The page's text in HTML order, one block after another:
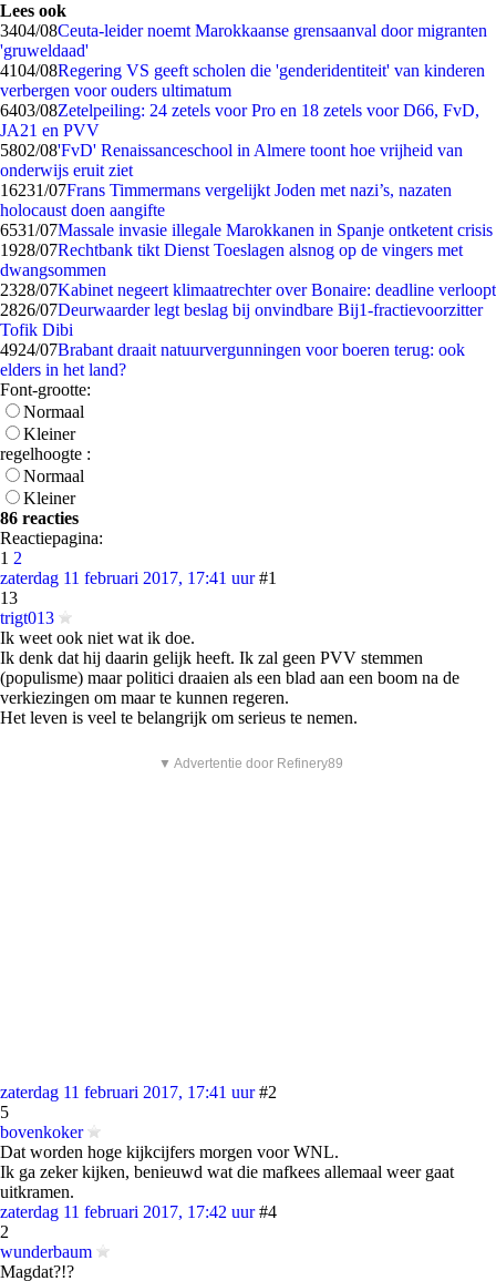
Lees ook
3404/08Ceuta-leider noemt Marokkaanse grensaanval door migranten
'gruweldaad'
4104/08Regering VS geeft scholen die 'genderidentiteit' van kinderen
verbergen voor ouders ultimatum
6403/08Zetelpeiling: 24 zetels voor Pro en 18 zetels voor D66, FvD,
JA21 en PVV
5802/08'FvD' Renaissanceschool in Almere toont hoe vrijheid van
onderwijs eruit ziet
16231/07Frans Timmermans vergelijkt Joden met nazi’s, nazaten
holocaust doen aangifte
6531/07Massale invasie illegale Marokkanen in Spanje ontketent crisis
1928/07Rechtbank tikt Dienst Toeslagen alsnog op de vingers met
dwangsommen
2328/07Kabinet negeert klimaatrechter over Bonaire: deadline verloopt
2826/07Deurwaarder legt beslag bij onvindbare Bij1-fractievoorzitter
Tofik Dibi
4924/07Brabant draait natuurvergunningen voor boeren terug: ook
elders in het land?
Font-grootte:
Normaal
Kleiner
regelhoogte :
Normaal
Kleiner
86 reacties
Reactiepagina:
1 2
zaterdag 11 februari 2017, 17:41 uur #1
13
trigt013
Ik weet ook niet wat ik doe.
Ik denk dat hij daarin gelijk heeft. Ik zal geen PVV stemmen
(populisme) maar politici draaien als een blad aan een boom na de
verkiezingen om maar te kunnen regeren.
Het leven is veel te belangrijk om serieus te nemen.
▼ Advertentie door Refinery89
zaterdag 11 februari 2017, 17:41 uur #2
5
bovenkoker
Dat worden hoge kijkcijfers morgen voor WNL.
Ik ga zeker kijken, benieuwd wat die mafkees allemaal weer gaat
uitkramen.
zaterdag 11 februari 2017, 17:42 uur #4
2
wunderbaum
Magdat?!?